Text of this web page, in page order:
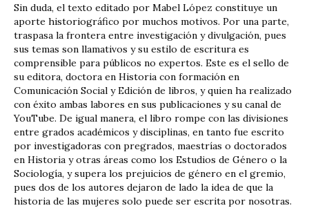
Sin duda, el texto editado por Mabel López constituye un
aporte historiográfico por muchos motivos. Por una parte,
traspasa la frontera entre investigación y divulgación, pues
sus temas son llamativos y su estilo de escritura es
comprensible para públicos no expertos. Este es el sello de
su editora, doctora en Historia con formación en
Comunicación Social y Edición de libros, y quien ha realizado
con éxito ambas labores en sus publicaciones y su canal de
YouTube. De igual manera, el libro rompe con las divisiones
entre grados académicos y disciplinas, en tanto fue escrito
por investigadoras con pregrados, maestrías o doctorados
en Historia y otras áreas como los Estudios de Género o la
Sociología, y supera los prejuicios de género en el gremio,
pues dos de los autores dejaron de lado la idea de que la
historia de las mujeres solo puede ser escrita por nosotras.